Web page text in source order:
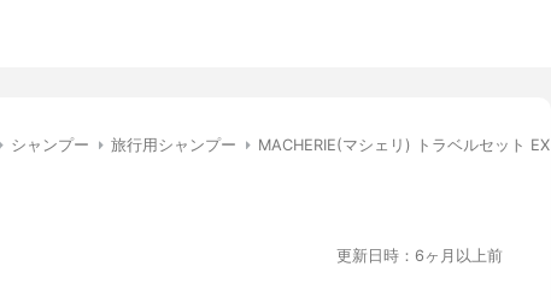
シャンプー 旅行用シャンプー MACHERIE(マシェリ) トラベルセット EX
更新日時：6ヶ月以上前